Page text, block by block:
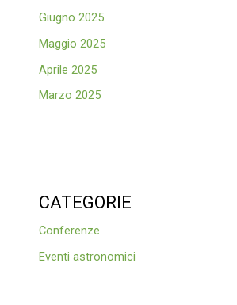
Giugno 2025
Maggio 2025
Aprile 2025
Marzo 2025
CATEGORIE
Conferenze
Eventi astronomici